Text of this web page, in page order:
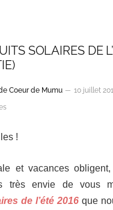
SOLAIRES DE
Coeur de Mumu
10 juillet
!
et vacances
très envie de vous
de l’été 2016 que